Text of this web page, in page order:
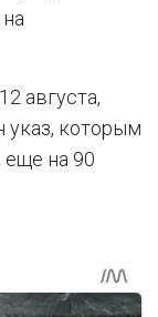
августа,
указ, которым
на 90